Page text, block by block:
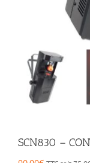
SCN830 –